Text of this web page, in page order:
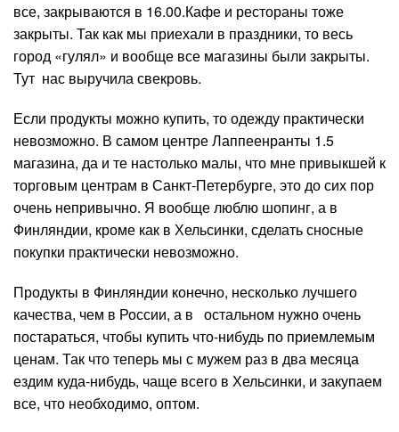
все, закрываются в 16.00.Кафе и рестораны тоже
закрыты. Так как мы приехали в праздники, то весь
город «гулял» и вообще все магазины были закрыты.
Тут нас выручила свекровь.
Если продукты можно купить, то одежду практически
невозможно. В самом центре Лаппеенранты 1.5
магазина, да и те настолько малы, что мне привыкшей к
торговым центрам в Санкт-Петербурге, это до сих пор
очень непривычно. Я вообще люблю шопинг, а в
Финляндии, кроме как в Хельсинки, сделать сносные
покупки практически невозможно.
Продукты в Финляндии конечно, несколько лучшего
качества, чем в России, а в остальном нужно очень
постараться, чтобы купить что-нибудь по приемлемым
ценам. Так что теперь мы с мужем раз в два месяца
ездим куда-нибудь, чаще всего в Хельсинки, и закупаем
все, что необходимо, оптом.